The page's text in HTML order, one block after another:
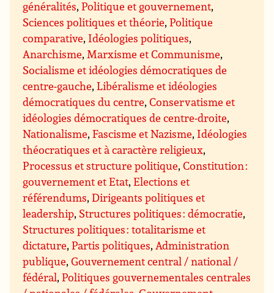
généralités,Politique et gouvernement,
Sciences politiques et théorie,Politique
comparative, Idéologies politiques,
Anarchisme,Marxisme et Communisme,
Socialisme et idéologies démocratiques de
centre-gauche,Libéralisme et idéologies
démocratiques du centre,Conservatisme et
idéologies démocratiques de centre-droite,
Nationalisme,Fascisme et Nazisme, Idéologies
théocratiques et à caractère religieux,
Processus et structure politique,Constitution :
gouvernement et Etat,Elections et
référendums,Dirigeants politiques et
leadership, Structures politiques : démocratie,
Structures politiques : totalitarisme et
dictature,Partis politiques,Administration
publique,Gouvernement central / national /
fédéral,Politiques gouvernementales centrales